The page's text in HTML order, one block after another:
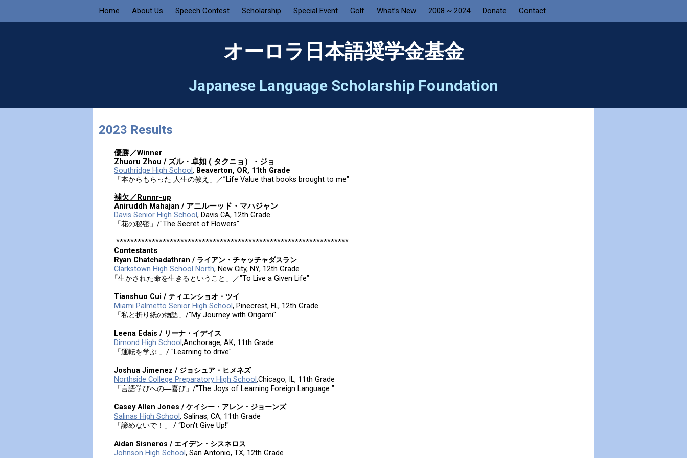
Home About Us Speech Contest Scholarship Special Event Golf What’s New 2008 ~ 2024 Donate Contact
オーロラ日本語奨学金基金
Japanese Language Scholarship Foundation
2023 Results
優勝／Winner
Zhuoru Zhou / ズル・卓如 ( タクニョ）・ジョ
Southridge High School , Beaverton, OR, 11th Grade
「本からもらった 人生の教え」／”Life Value that books brought to me"
補欠／Runnr-up
Aniruddh Mahajan / アニルーッド・マハジャン
Davis Senior High School , Davis CA, 12th Grade
「花の秘密」/"The Secret of Flowers"
*****************************************************************
Contestants
Ryan Chatchadathran / ライアン・チャッチャダスラン
Clarkstown High School North, New City, NY, 12th Grade
「生かされた命を生きるということ」／"To Live a Given Life"
Tianshuo Cui / ティエンショオ・ツイ
Miami Palmetto Senior High School , Pinecrest, FL, 12th Grade
「私と折り紙の物語」/"My Journey with Origami"
Leena Edais / リーナ・イデイス
Dimond High School ,Anchorage, AK, 11th Grade
「運転を学ぶ 」/ "Learning to drive"
Joshua Jimenez / ジョシュア・ヒメネズ
Northside College Preparatory High School ,Chicago, IL, 11th Grade
「言語学びへの―喜び」/"The Joys of Learning Foreign Language "
Casey Allen Jones / ケイシー・アレン・ジョーンズ
Salinas High School , Salinas, CA, 11th Grade
「諦めないで！」 / “Don't Give Up!"
Aidan Sisneros / エイデン・シスネロス
Johnson High School , San Antonio, TX, 12th Grade